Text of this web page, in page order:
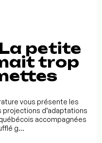
petite
trop
vous présente les
projections d’adaptations
accompagnées
g...